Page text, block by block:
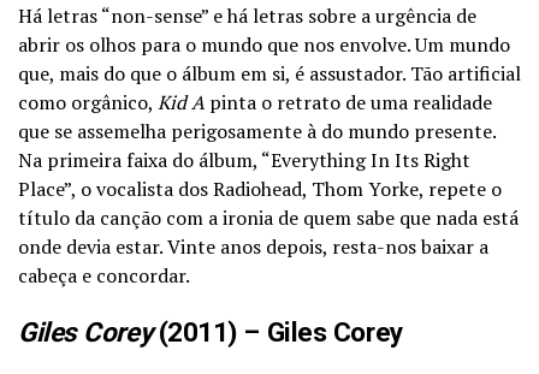
Há letras “non-sense” e há letras sobre a urgência de
abrir os olhos para o mundo que nos envolve. Um mundo
que, mais do que o álbum em si, é assustador. Tão artificial
como orgânico, Kid A pinta o retrato de uma realidade
que se assemelha perigosamente à do mundo presente.
Na primeira faixa do álbum, “Everything In Its Right
Place”, o vocalista dos Radiohead, Thom Yorke, repete o
título da canção com a ironia de quem sabe que nada está
onde devia estar. Vinte anos depois, resta-nos baixar a
cabeça e concordar.
Giles Corey(2011) – Giles Corey